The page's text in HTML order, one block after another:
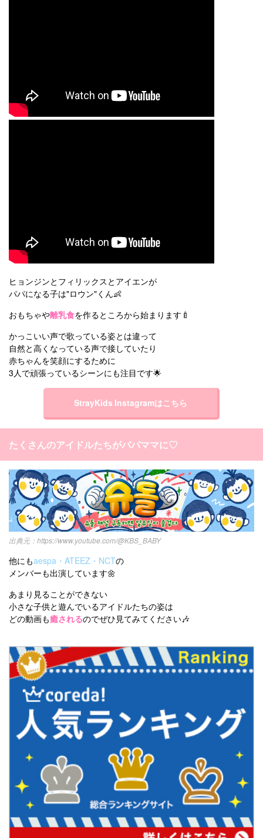
ヒョンジンとフィリックスとアイエンが
パパになる子は"ロウン"くん👶
おもちゃや離乳食を作るところから始まります🍼
かっこいい声で歌っている姿とは違って
自然と高くなっている声で接していたり
赤ちゃんを笑顔にするために
3人で頑張っているシーンにも注目です🌟
StrayKids Instagramはこちら
たくさんのアイドルたちがパパママに♡
https://www.youtube.com/@KBS_BABY
他にもaespa・ATEEZ・NCTの
メンバーも出演しています🌼
あまり見ることができない
小さな子供と遊んでいるアイドルたちの姿は
どの動画も癒されるのでぜひ見てみてください🎶